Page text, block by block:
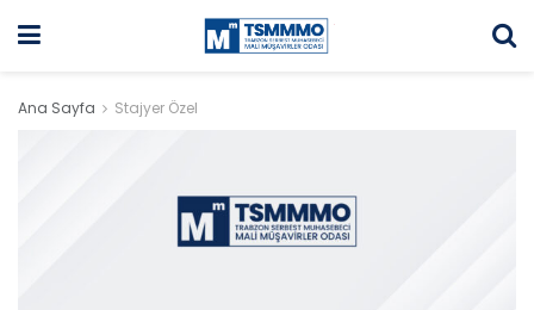
Ana Sayfa Stajyer Özel